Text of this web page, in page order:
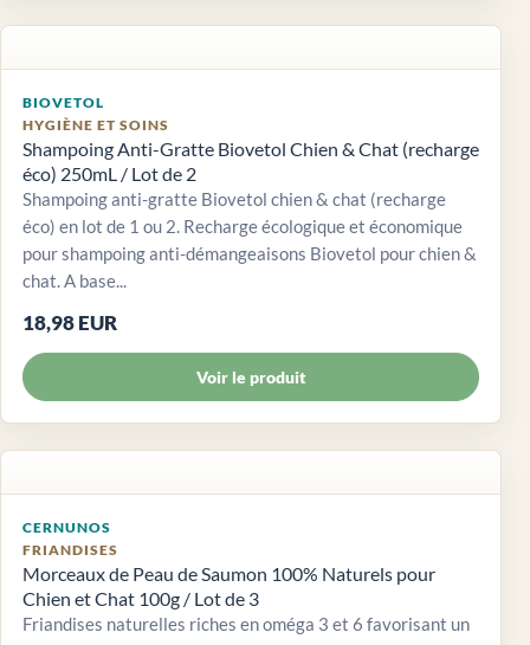
BIOVETOL
HYGIÈNE ET SOINS
Shampoing Anti-Gratte Biovetol Chien & Chat (recharge
éco) 250mL / Lot de 2
Shampoing anti-gratte Biovetol chien & chat (recharge
éco) en lot de 1 ou 2. Recharge écologique et économique
pour shampoing anti-démangeaisons Biovetol pour chien &
chat. A base...
18,98 EUR
Voir le produit
CERNUNOS
FRIANDISES
Morceaux de Peau de Saumon 100% Naturels pour
Chien et Chat 100g / Lot de 3
Friandises naturelles riches en oméga 3 et 6 favorisant un